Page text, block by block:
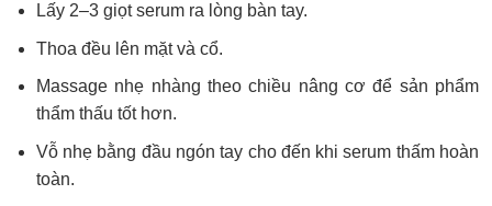
Lấy 2–3 giọt serum ra lòng bàn tay.
Thoa đều lên mặt và cổ.
Massage nhẹ nhàng theo chiều nâng cơ để sản phẩm
thẩm thấu tốt hơn.
Vỗ nhẹ bằng đầu ngón tay cho đến khi serum thấm hoàn
toàn.